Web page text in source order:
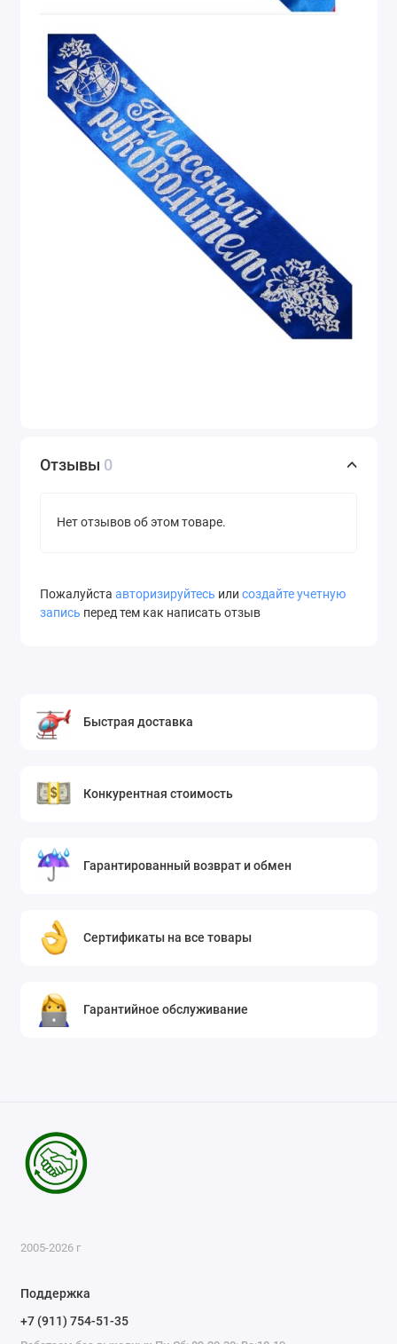
Отзывы 0
Нет отзывов об этом товаре.
Пожалуйста авторизируйтесь или создайте учетную
запись перед тем как написать отзыв
Быстрая доставка
Конкурентная стоимость
Гарантированный возврат и обмен
Сертификаты на все товары
Гарантийное обслуживание
2005-2026 г
Поддержка
+7 (911) 754-51-35